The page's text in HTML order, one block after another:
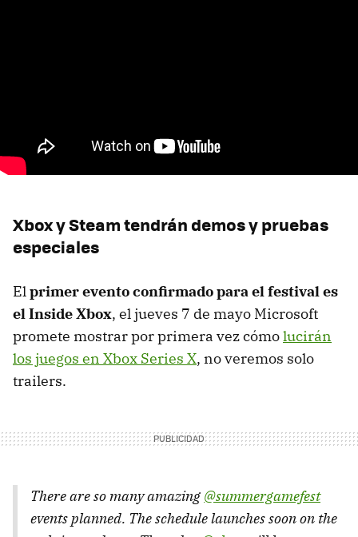
Xbox y Steam tendrán demos y pruebas
especiales
Elprimer evento confirmado para el festival es
el Inside Xbox, el jueves 7 de mayo Microsoft
promete mostrar por primera vez cómolucirán
los juegos en Xbox Series X, no veremos solo
trailers.
There are so many amazing @summergamefest
events planned. The schedule launches soon on the